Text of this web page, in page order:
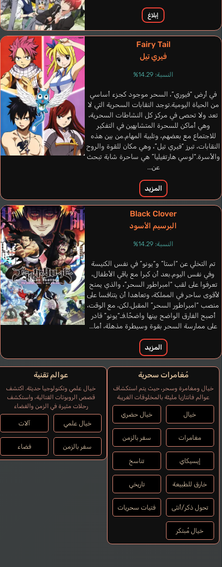
إبلاغ
Fairy Tail
فيري تيل
النسبة: 14.29%
في أرض “فيوري”، السحر موجود كجزء أساسي
من الحياة اليومية.توجد النقابات السحرية التي لا
تعد ولا تحصى في مركز كل النشاطات السحرية،
وهي أماكن للسحرة المتشابهين في التفكير
للاجتماع مع بعضهم، وتلبية المهام.من بين هذه
النقابات، تبرز “فيري تيل”، وهي مكان للقوة والروح
والأسرة.“لوسي هارتفيليا” هي ساحرة شابة تبحث
عن...
المزيد
Black Clover
البرسيم الأسود
النسبة: 14.29%
تم التخلي عن “استا” و“يونو” في نفس الكنيسة
وفي نفس اليوم.بعد أن كبرا مع باقي الأطفال،
تعرفوا على لقب “امبراطور السحر”، والذي يمنح
لأقوى ساحر في المملكة، وتعاهدا أن يتنافسا على
منصب “امبراطور السحر” المقبل.لكن، مع الوقت،
أصبح الفارق الواضح بينها واضحًا.فـ“يونو” قادر
على ممارسة السحر بقوة وسيطرة مذهلة، أما...
المزيد
مُغامرات سحرية
خيال ومغامرة وسحر، حيث يتم استكشاف
عوالم فانتازيا مليئة بالمخلوقات الغريبة
خيال خيال حضري
مغامرات سفر بالزمن
إيسيكاي تناسخ
خارق للطبيعة تاريخي
تحول ذكر/أنثى فتيات سحريات
خيال مُبتكر
عوالم تقنية
خيال علمي وتكنولوجيا حديثة. اكتشف
قصص الروبوتات القتالية، واستكشف
رحلات مثيرة في الزمن والفضاء
خيال علمي آلات
سفر بالزمن فضاء